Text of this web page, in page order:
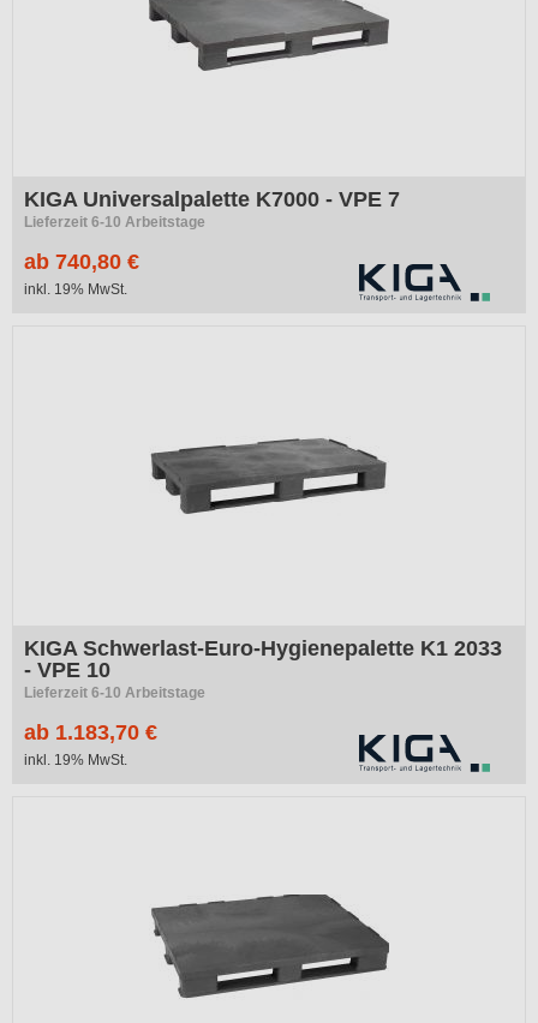
KIGA Universalpalette K7000 - VPE 7
Lieferzeit 6-10 Arbeitstage
ab 740,80 €
inkl. 19% MwSt.
KIGA Schwerlast-Euro-Hygienepalette K1 2033
- VPE 10
Lieferzeit 6-10 Arbeitstage
ab 1.183,70 €
inkl. 19% MwSt.